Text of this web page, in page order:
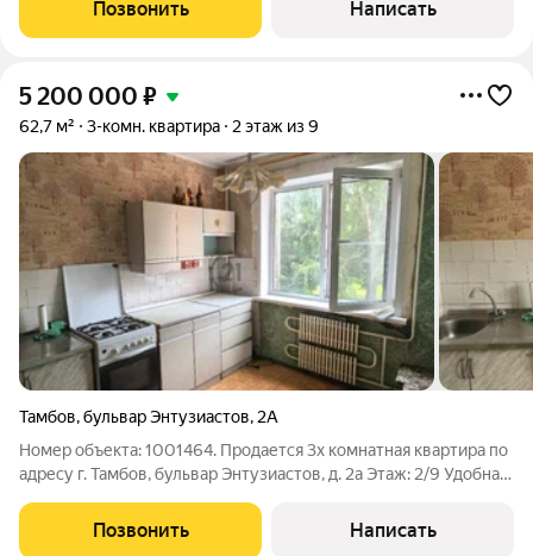
Позвонить Написать
5 200 000 ₽
62,7 м² 3-комн. квартира 2 этаж из 9
Тамбов,бульвар Энтузиастов, 2А
Номер объекта: 1001464. Продается 3х комнатная квартира по
адресу г. Тамбов, бульвар Энтузиастов, д. 2а Этаж: 2/9 Удобная
стороны, просторная кухня, кладовое помещение в прихожей,
можно
Позвонить Написать